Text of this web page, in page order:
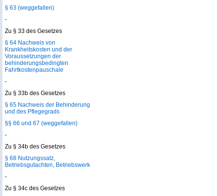
§ 63 (weggefallen)
-
Zu § 33 des Gesetzes
§ 64 Nachweis von
Krankheitskosten und der
Voraussetzungen der
behinderungsbedingten
Fahrtkostenpauschale
-
Zu § 33b des Gesetzes
§ 65 Nachweis der Behinderung
und des Pflegegrads
§§ 66 und 67 (weggefallen)
-
Zu § 34b des Gesetzes
§ 68 Nutzungssatz,
Betriebsgutachten, Betriebswerk
-
Zu § 34c des Gesetzes